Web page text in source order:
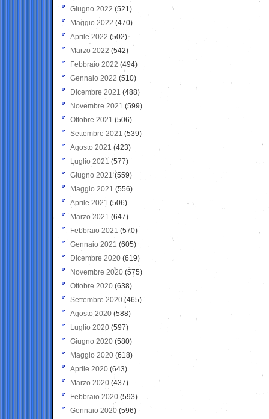
Giugno 2022 (521)
Maggio 2022 (470)
Aprile 2022 (502)
Marzo 2022 (542)
Febbraio 2022 (494)
Gennaio 2022 (510)
Dicembre 2021 (488)
Novembre 2021 (599)
Ottobre 2021 (506)
Settembre 2021 (539)
Agosto 2021 (423)
Luglio 2021 (577)
Giugno 2021(559)
Maggio 2021 (556)
Aprile 2021 (506)
Marzo 2021 (647)
Febbraio 2021 (570)
Gennaio 2021 (605)
Dicembre 2020 (619)
Novembre 2020 (575)
Ottobre 2020 (638)
Settembre 2020(465)
Agosto 2020 (588)
Luglio 2020 (597)
Giugno 2020 (580)
Maggio 2020 (618)
Aprile 2020 (643)
Marzo 2020 (437)
Febbraio 2020 (593)
Gennaio 2020 (596)